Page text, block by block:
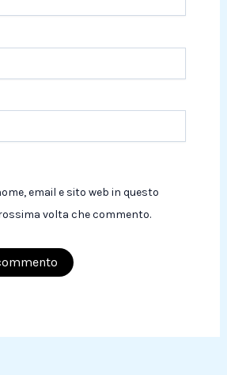
email e sito web in questo
volta che commento.